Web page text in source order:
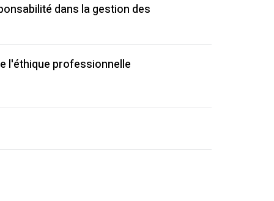
dans la gestion des
l'éthique professionnelle